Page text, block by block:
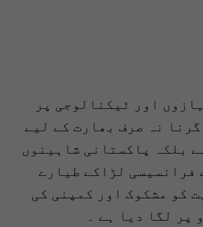
اور ٹیکنالوجی پر
نہ صرف بھارت کے لیے
بلکہ پاکستانی شاہینوں
فرانسیسی لڑاکے طیارے
کو مشکوک اور کمپنی کی
پر لگا دیا ہے ۔